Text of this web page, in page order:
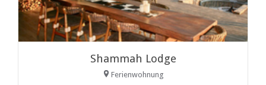
Shammah Lodge
Ferienwohnung